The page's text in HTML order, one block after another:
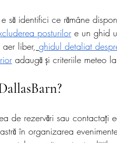
să identifici ce rămâne
posturilor e un ghid
liber, ghidul detaliat
adaugă și criteriile meteo
de rezervări sau contactați
în organizarea